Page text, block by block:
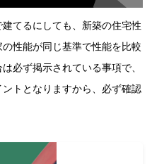
てるにしても、新築の住宅性
性能が同じ基準で性能を比較
必ず掲示されている事項で、
トとなりますから、必ず確認